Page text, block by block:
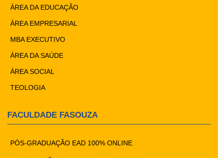
ÁREA DA EDUCAÇÃO
ÁREA EMPRESARIAL
MBA EXECUTIVO
ÁREA DA SAÚDE
ÁREA SOCIAL
TEOLOGIA
FACULDADE FASOUZA
PÓS-GRADUAÇÃO EAD 100% ONLINE